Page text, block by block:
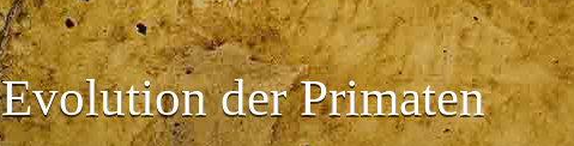
Evolution der Primaten